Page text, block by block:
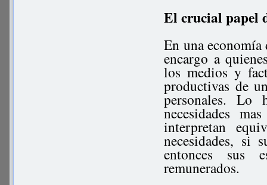
El crucial papel
En una
encargo a
los medios y
productivas de
personales. Lo
necesidades
interpretan
necesidades, si
entonces sus
remunerados.